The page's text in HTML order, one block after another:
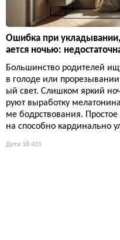
Ошибка при
ается ночью:
Большинство родителей
в голоде или
ый свет. Слишком яркий
руют выработку
ме бодрствования.
на способно кардинально
Дети 18 431